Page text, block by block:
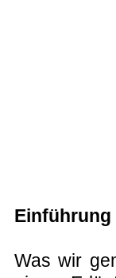
Einführung
Was wir